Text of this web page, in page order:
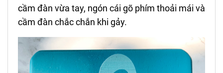
cầm đàn vừa tay, ngón cái gõ phím thoải mái và
cầm đàn chắc chắn khi gảy.